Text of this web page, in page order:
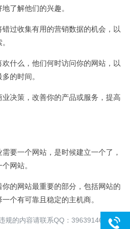
了解他们的兴趣。
过收集有用的营销数据的机会，以
什么，他们何时访问你的网站，以
的时间。
决策，改善你的产品或服务，提高
要一个网站，是时候建立一个了，
网站。
的网站最重要的部分，包括网站的
个有可靠且稳定的主机商。
规的内容请联系QQ：396391463 立即